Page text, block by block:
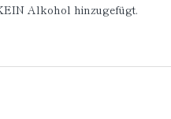
Alkohol hinzugefügt.